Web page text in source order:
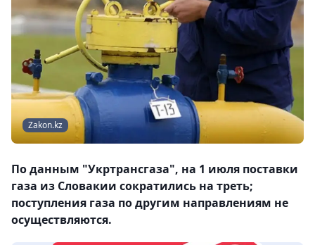
Zakon.kz
По данным "Укртрансгаза", на 1 июля поставки
газа из Словакии сократились на треть;
поступления газа по другим направлениям не
осуществляются.